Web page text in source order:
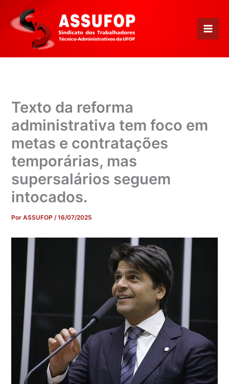
para
conteúdo
Texto da reforma
administrativa tem foco em
metas e contratações
temporárias, mas
supersalários seguem
intocados.
PorASSUFOP/16/07/2025